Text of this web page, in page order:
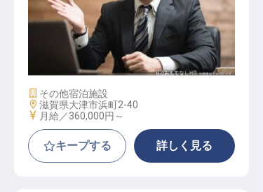
マーケティング管理職
施設業態
その他宿泊施設
勤務地
滋賀県大津市浜町2-40
給与
月給／360,000円～
キープする 詳しく見る